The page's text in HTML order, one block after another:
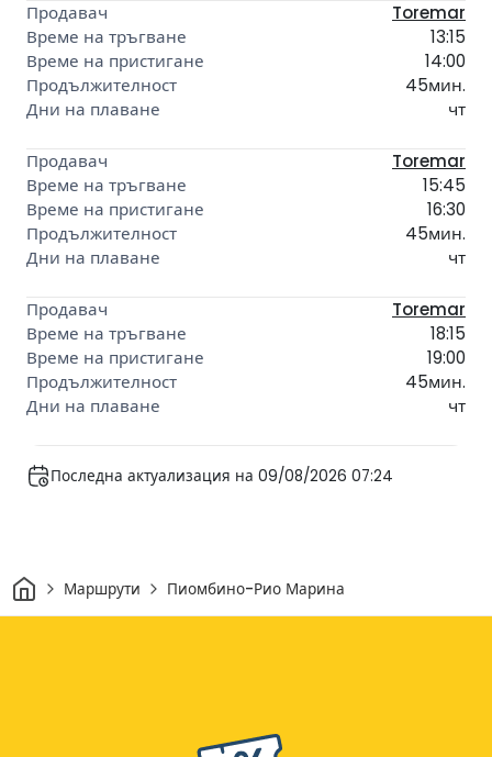
Toremar
13:15
14:00
45мин.
чт
Toremar
15:45
16:30
45мин.
чт
Toremar
18:15
19:00
45мин.
чт
Последна актуализация на 09/08/2026 07:24
Начало
Маршрути Пиомбино-Рио Марина